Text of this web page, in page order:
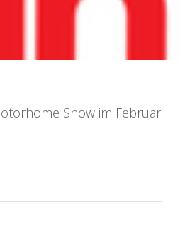
Show im Februar